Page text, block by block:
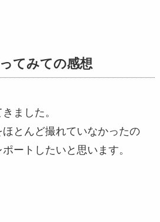
てみての感想
ました。
とんど撮れていなかったの
ートしたいと思います。